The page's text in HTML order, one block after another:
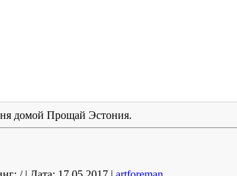
домой Прощай Эстония.